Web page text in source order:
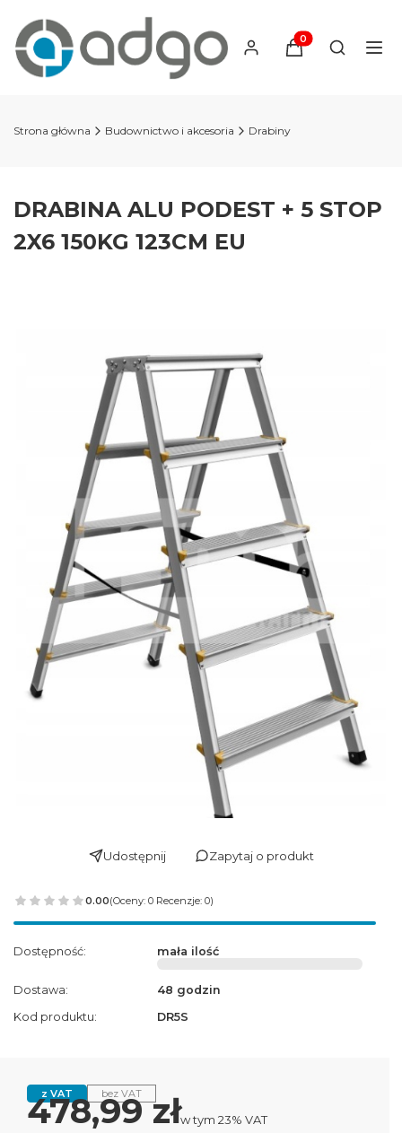
Produkty w
Otwórz
Strona główna Budownictwo i akcesoria Drabiny
DRABINA ALU PODEST + 5 STOP
2X6 150KG 123CM EU
Udostępnij Zapytaj o produkt
0.00(Oceny: 0 Recenzje: 0)
Dostępność: mała ilość
Dostawa:
48 godzin
Kod produktu:
DR5S
z VAT bez VAT
Cena
478,99 złw tym 23% VAT
w tym 23% VAT